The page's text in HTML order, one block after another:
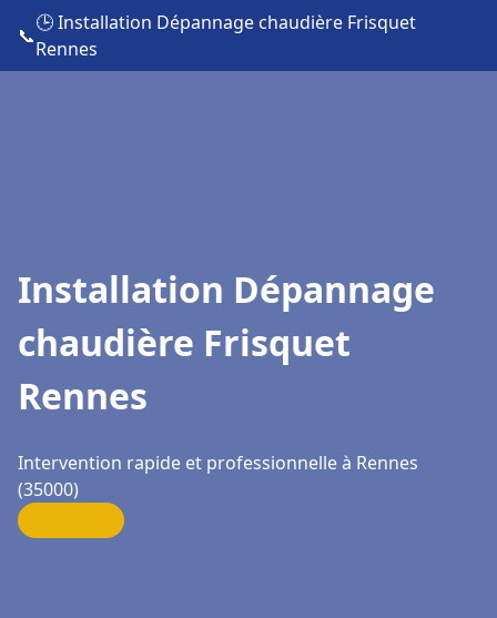
📞
🕒 Installation Dépannage chaudière Frisquet
Rennes
Installation Dépannage
chaudière Frisquet
Rennes
Intervention rapide et professionnelle à Rennes
(35000)